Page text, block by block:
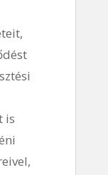
is